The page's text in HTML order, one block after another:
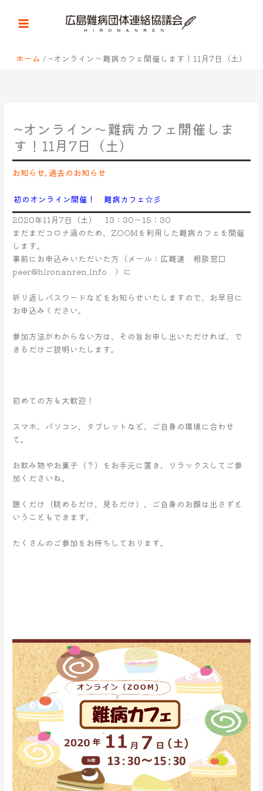
ホーム ~オンライン～難病カフェ開催します！11月7日（土）
~オンライン～難病カフェ開催しま
す！11月7日（土）
お知らせ, 過去のお知らせ
初のオンライン開催！ 難病カフェ☆彡
2020年11月7日（土） 13：30～15：30
まだまだコロナ渦のため、ZOOMを利用した難病カフェを開催
します。
事前にお申込みいただいた方（メール：広難連 相談窓口
peer@hironanren.info ）に
折り返しパスワードなどをお知らせいたしますので、お早目に
お申込みください。
参加方法がわからない方は、その旨お申し出いただければ、で
きるだけご説明いたします。
初めての方も大歓迎！
スマホ、パソコン、タブレットなど、ご自身の環境に合わせ
て。
お飲み物やお菓子（？）をお手元に置き、リラックスしてご参
加くださいね。
聴くだけ（眺めるだけ、見るだけ）、ご自身のお顔は出さずと
いうこともできます。
たくさんのご参加をお待ちしております。